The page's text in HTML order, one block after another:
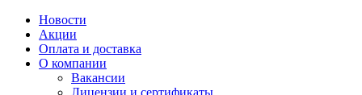
Новости
Акции
Оплата и доставка
О компании
Вакансии
Лицензии и сертификаты